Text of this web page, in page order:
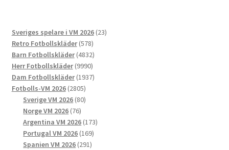
Sveriges spelare i VM 2026 2323
Retro Fotbollskläder 578578
produkter
Barn Fotbollskläder 48324832
produkter
Herr Fotbollskläder 99909990
produkter
Dam Fotbollskläder 19371937
Fotbolls-VM 2026 28052805
produkter
Sverige VM 2026 8080
Norge VM 2026 7676
produkter
Argentina VM 2026 173173
Portugal VM 2026 169169
Spanien VM 2026 291291